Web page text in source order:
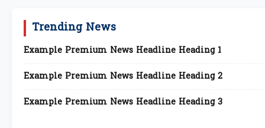
Trending News
Example Premium News Headline Heading 1
Example Premium News Headline Heading 2
Example Premium News Headline Heading 3